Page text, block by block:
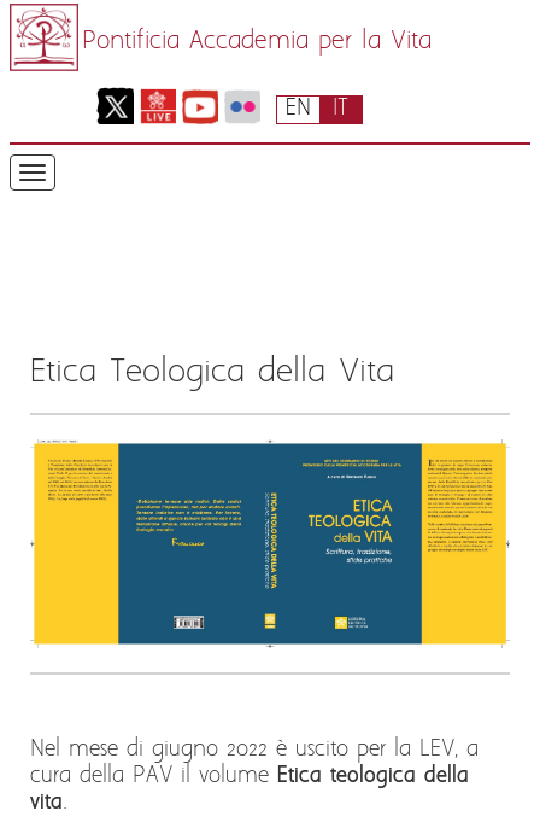
Pontificia Accademia per la Vita
IT
EN
Etica Teologica della Vita
Nel mese di giugno 2022 è uscito per la LEV, a
cura della PAV il volume Etica teologica della
vita.